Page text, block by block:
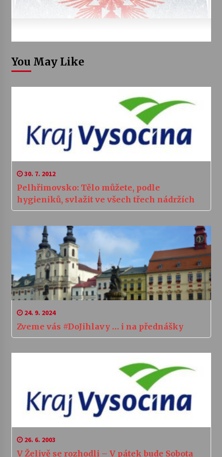
You May Like
30. 7. 2012
Pelhřimovsko: Tělo můžete, podle
hygieniků, svlažit ve všech třech nádržích
24. 9. 2024
Zveme vás #DoJihlavy … i na přednášky
26. 6. 2003
V Želivě se rozhodli – V pátek bude Sobota